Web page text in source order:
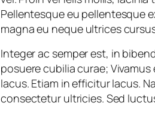
Pellentesque eu pellentesque
magna eu neque ultrices
Integer ac semper est, in
posuere cubilia curae;
lacus. Etiam in efficitur lacus.
consectetur ultricies. Sed